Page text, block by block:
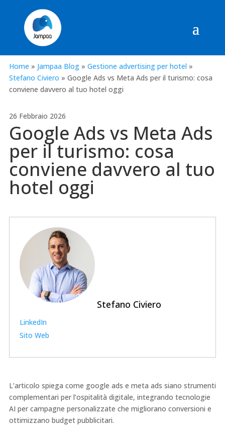
Home » Jampaa Blog» Gestione advertising per hotel »
Stefano Civiero » Google Ads vs Meta Ads per il turismo: cosa
conviene davvero al tuo hotel oggi
26 Febbraio 2026
Google Ads vs Meta Ads
per il turismo: cosa
conviene davvero al tuo
hotel oggi
Stefano Civiero
LinkedIn
Sito Web
L’articolo spiega come google ads e meta ads siano strumenti
complementari per l’ospitalità digitale, integrando tecnologie
AI per campagne personalizzate che migliorano conversioni e
ottimizzano budget pubblicitari.